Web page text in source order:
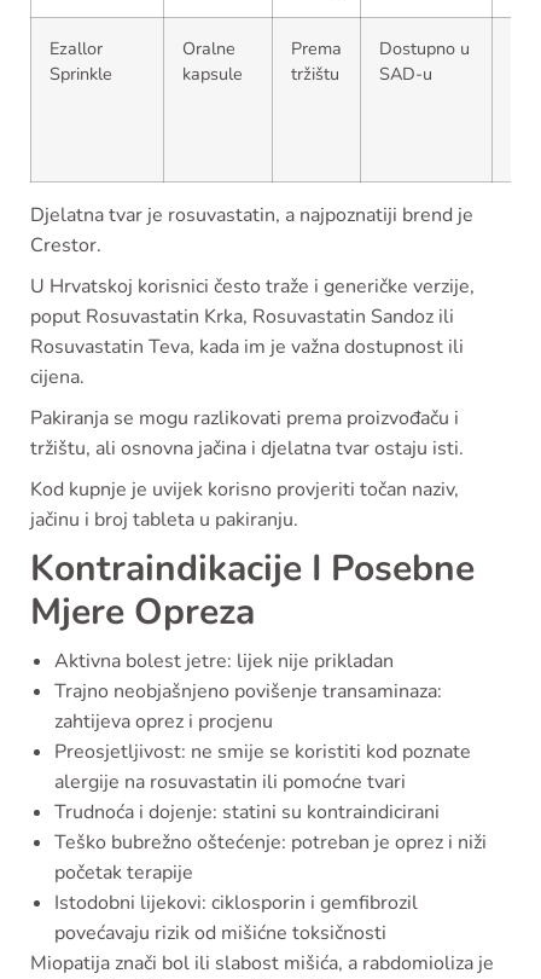
Ezallor
Sprinkle
Oralne
kapsule
Prema
tržištu
Dostupno u
SAD-u
Djelatna tvar je rosuvastatin, a najpoznatiji brend je
Crestor.
U Hrvatskoj korisnici često traže i generičke verzije,
poput Rosuvastatin Krka, Rosuvastatin Sandoz ili
Rosuvastatin Teva, kada im je važna dostupnost ili
cijena.
Pakiranja se mogu razlikovati prema proizvođaču i
tržištu, ali osnovna jačina i djelatna tvar ostaju isti.
Kod kupnje je uvijek korisno provjeriti točan naziv,
jačinu i broj tableta u pakiranju.
Kontraindikacije I Posebne
Mjere Opreza
Aktivna bolest jetre: lijek nije prikladan
Trajno neobjašnjeno povišenje transaminaza:
zahtijeva oprez i procjenu
Preosjetljivost: ne smije se koristiti kod poznate
alergije na rosuvastatin ili pomoćne tvari
Trudnoća i dojenje: statini su kontraindicirani
Teško bubrežno oštećenje: potreban je oprez i niži
početak terapije
Istodobni lijekovi: ciklosporin i gemfibrozil
povećavaju rizik od mišićne toksičnosti
Miopatija znači bol ili slabost mišića, a rabdomioliza je